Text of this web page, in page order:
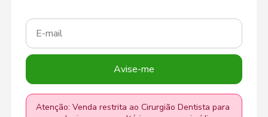
Avise-me
Atenção: Venda restrita ao Cirurgião Dentista para